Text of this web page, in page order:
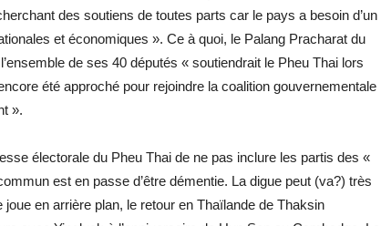
des soutiens de toutes parts car le pays a besoin d’un
et économiques ». Ce à quoi, le Palang Pracharat du
de ses 40 députés « soutiendrait le Pheu Thai lors
été approché pour rejoindre la coalition gouvernementale
».
électorale du Pheu Thai de ne pas inclure les partis des «
est en passe d’être démentie. La digue peut (va?) très
en arrière plan, le retour en Thaïlande de Thaksin